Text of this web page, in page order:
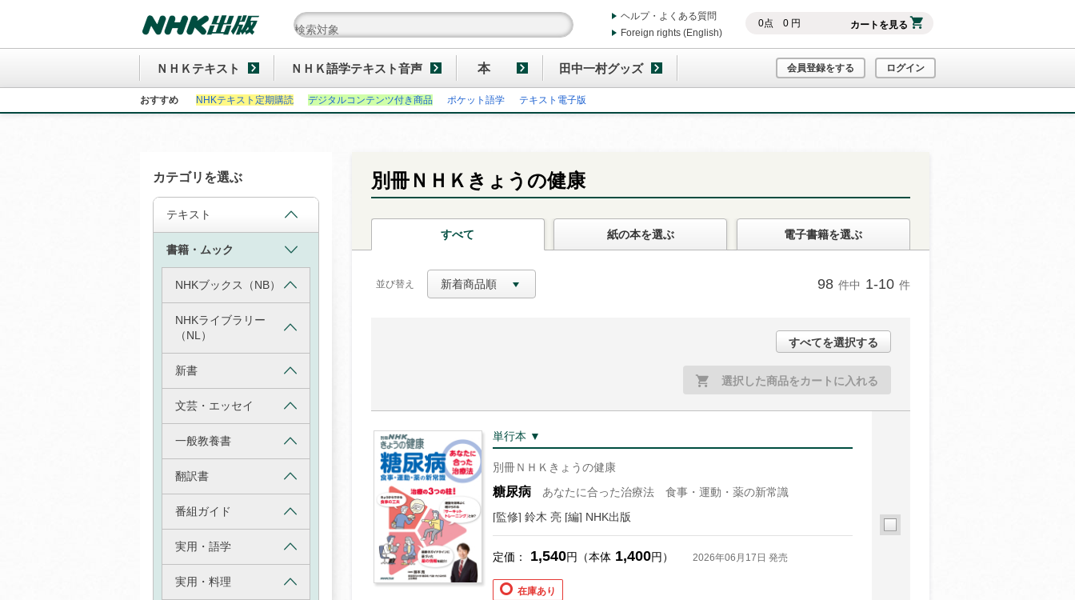
0点 0円 カートを見る
ヘルプ・よくある質問
Foreign rights (English)
ＮＨＫテキスト ＮＨＫ語学テキスト音声 本 田中一村グッズ 会員登録をする ログイン
おすすめ NHKテキスト定期購読 デジタルコンテンツ付き商品 ポケット語学 テキスト電子版
別冊ＮＨＫきょうの健康
すべて 紙の本を選ぶ 電子書籍を選ぶ
並び替え 新着商品順 98 件中 1-10 件
すべてを選択する
選択した商品をカートに入れる
単行本 ▼
別冊ＮＨＫきょうの健康
糖尿病
あなたに合った治療法 食事・運動・薬の新常識
[監修] 鈴木 亮 [編] NHK出版
定価： 1,540円（本体 1,400円） 2026年06月17日 発売
在庫あり
カテゴリを選ぶ
テキスト
書籍・ムック
NHKブックス（NB）
NHKライブラリー
（NL）
新書
文芸・エッセイ
一般教養書
翻訳書
番組ガイド
実用・語学
実用・料理